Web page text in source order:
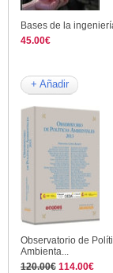
Bases de la
45.00€
+ Añadir
Observatorio de
Ambienta...
120.00€ 114.00€